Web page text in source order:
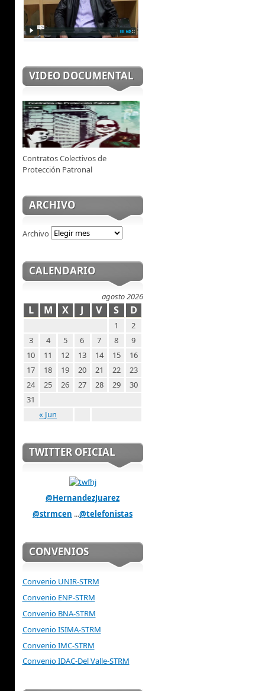
VIDEO DOCUMENTAL
Contratos Colectivos de
Protección Patronal
ARCHIVO
Archivo
CALENDARIO
agosto 2026
L M X J V S D
« Jun
1
2
3
4 5 6 7 8
9
10
11 12 13 14 15
16
17
18 19 20 21 22
23
24
25 26 27 28 29
30
31
TWITTER OFICIAL
@HernandezJuarez
@strmcen ...@telefonistas
CONVENIOS
Convenio UNIR-STRM
Convenio ENP-STRM
Convenio BNA-STRM
Convenio ISIMA-STRM
Convenio IMC-STRM
Convenio IDAC-Del Valle-STRM